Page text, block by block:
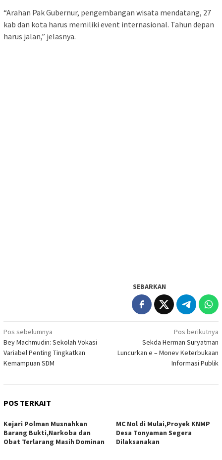
“Arahan Pak Gubernur, pengembangan wisata mendatang, 27
kab dan kota harus memiliki event internasional. Tahun depan
harus jalan,” jelasnya.
SEBARKAN
Navigasi
pos
Pos sebelumnya
Bey Machmudin: Sekolah Vokasi
Variabel Penting Tingkatkan
Kemampuan SDM
Pos berikutnya
Sekda Herman Suryatman
Luncurkan e – Monev Keterbukaan
Informasi Publik
POS TERKAIT
Kejari Polman Musnahkan
Barang Bukti,Narkoba dan
Obat Terlarang Masih Dominan
MC Nol di Mulai,Proyek KNMP
Desa Tonyaman Segera
Dilaksanakan